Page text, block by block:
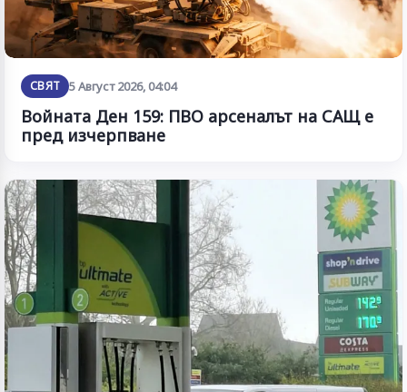
СВЯТ 5 Август 2026, 04:04
Войната Ден 159: ПВО арсеналът на САЩ е
пред изчерпване